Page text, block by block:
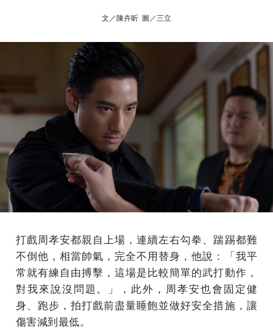
文／陳卉昕 圖／三立
打戲周孝安都親自上場，連續左右勾拳、踹踢都難
不倒他，相當帥氣，完全不用替身，他說：「我平
常就有練自由搏擊，這場是比較簡單的武打動作，
對我來說沒問題。」，此外，周孝安也會固定健
身、跑步，拍打戲前盡量睡飽並做好安全措施，讓
傷害減到最低。